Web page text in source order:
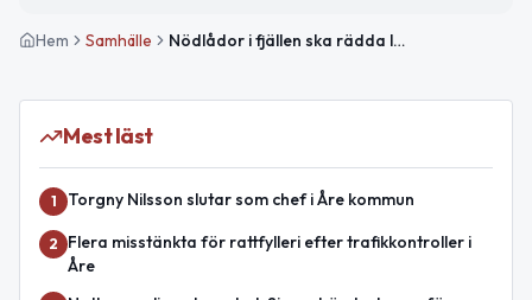
Hem Samhälle Nödlådor i fjällen ska rädda liv vid nödsituationer
Mest läst
1 Torgny Nilsson slutar som chef i Åre kommun
2
Flera misstänkta för rattfylleri efter trafikkontroller i
Åre